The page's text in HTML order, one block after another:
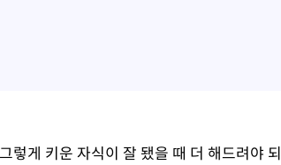
렇게 키운 자식이 잘 됐을 때 더 해드려야 되